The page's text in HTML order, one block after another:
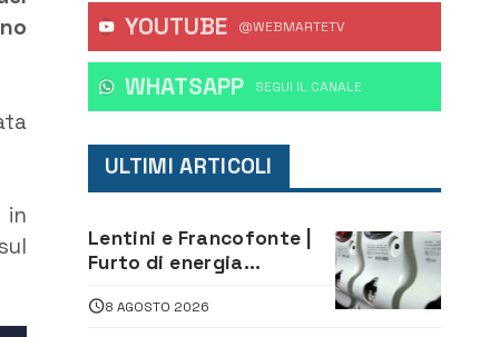
in
YOUTUBE @WEBMARTETV
WHATSAPP ‎SEGUI IL CANALE
ULTIMI ARTICOLI
Lentini e Francofonte |
Furto di energia
persone
8 AGOSTO 2026